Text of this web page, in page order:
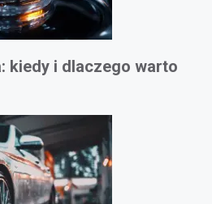
kiedy i dlaczego warto